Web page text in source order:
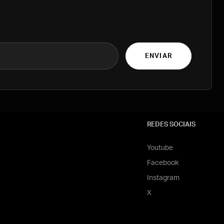
ENVIAR
REDES SOCIAIS
Youtube
Facebook
Instagram
X